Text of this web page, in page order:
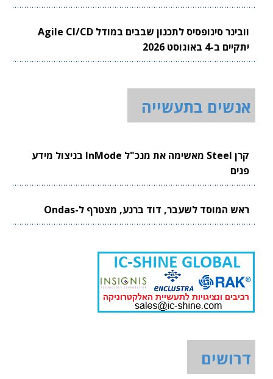
וובינר סינופסיס לתכנון שבבים במודל Agile CI/CD
יתקיים ב-4 באוגוסט 2026
אנשים בתעשייה
קרן Steel מאשימה את מנכ"ל InMode בניצול מידע
פנים
ראש המוסד לשעבר, דוד ברנע, מצטרף ל-Ondas
דרושים